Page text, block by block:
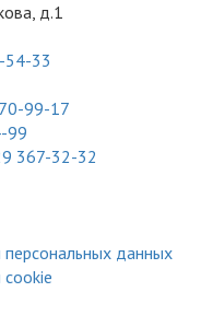
д.1
54-33
99-17
99
367-32-32
данных